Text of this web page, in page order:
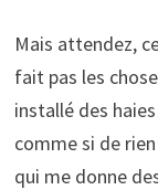
Mais attendez,
fait pas les
installé des
comme si de
qui me donne